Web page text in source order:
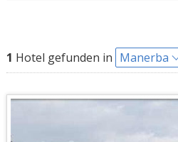
1 Hotel gefunden in Manerba